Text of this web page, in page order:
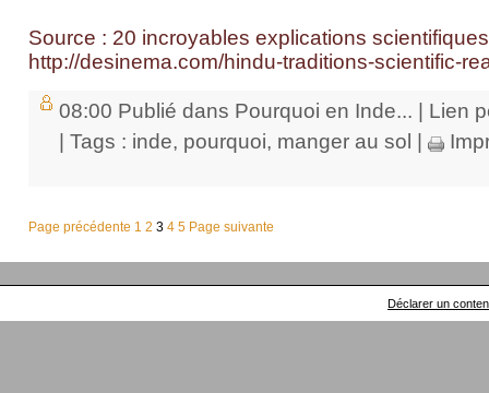
Source : 20 incroyables explications
http://desinema.com/hindu-traditions-scientific-
08:00 Publié dans Pourquoi en Inde... | Lien
| Tags : inde, pourquoi, manger au sol |
Page précédente 1 2 3 4 5 Page suivante
Déclarer un